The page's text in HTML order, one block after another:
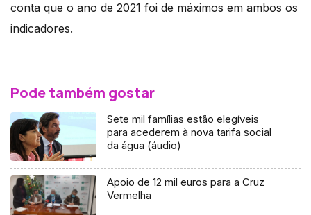
conta que o ano de 2021 foi de máximos em ambos os
indicadores.
Pode também gostar
Sete mil famílias estão elegíveis
para acederem à nova tarifa social
da água (áudio)
Apoio de 12 mil euros para a Cruz
Vermelha